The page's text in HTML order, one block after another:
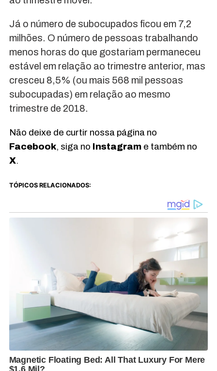
Já o número de subocupados ficou em 7,2
milhões. O número de pessoas trabalhando
menos horas do que gostariam permaneceu
estável em relação ao trimestre anterior, mas
cresceu 8,5% (ou mais 568 mil pessoas
subocupadas) em relação ao mesmo
trimestre de 2018.
Não deixe de curtir nossa página no
Facebook, siga no Instagrame também no
X.
TÓPICOS RELACIONADOS: